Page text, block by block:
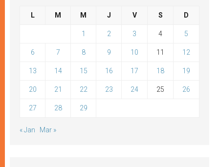
L M M J V S D
1 2 3 4 5
6 7 8 9 10 11 12
13 14 15 16 17 18 19
20 21 22 23 24 25 26
27 28 29
« Jan Mar »